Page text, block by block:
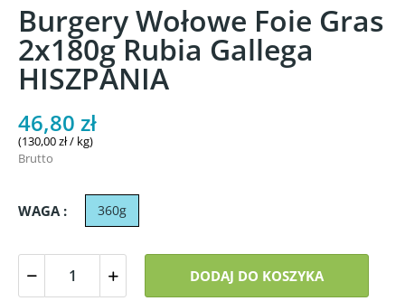
Burgery Wołowe Foie Gras
2x180g Rubia Gallega
HISZPANIA
46,80 zł
(130,00 zł / kg)
Brutto
WAGA : 360g
DODAJ DO KOSZYKA